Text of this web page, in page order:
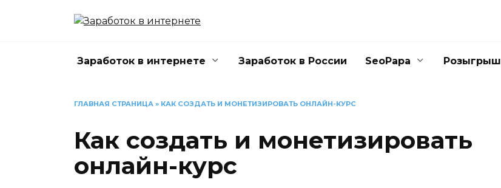
Заработок в интернете Заработок в России SeoPapa Розыгрыш
ГЛАВНАЯ СТРАНИЦА » КАК СОЗДАТЬ И МОНЕТИЗИРОВАТЬ ОНЛАЙН-КУРС
Как создать и монетизировать
онлайн-курс